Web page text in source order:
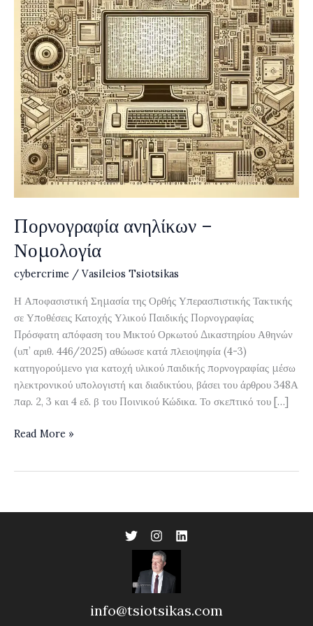
Πορνογραφία ανηλίκων –
Νομολογία
cybercrime / Vasileios Tsiotsikas
Η Αποφασιστική Σημασία της Ορθής Υπερασπιστικής Τακτικής
σε Υποθέσεις Κατοχής Υλικού Παιδικής Πορνογραφίας
Πρόσφατη απόφαση του Μικτού Ορκωτού Δικαστηρίου Αθηνών
(υπ’ αριθ. 446/2025) αθώωσε κατά πλειοψηφία (4-3)
κατηγορούμενο για κατοχή υλικού παιδικής πορνογραφίας μέσω
ηλεκτρονικού υπολογιστή και διαδικτύου, βάσει του άρθρου 348Α
παρ. 2, 3 και 4 εδ. β του Ποινικού Κώδικα. Το σκεπτικό του […]
Πορνογραφία
Read More »
info@tsiotsikas.com